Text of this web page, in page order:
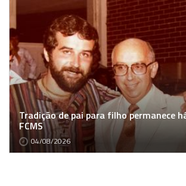
Tradição de pai para filho permanece
FCMS
04/08/2026